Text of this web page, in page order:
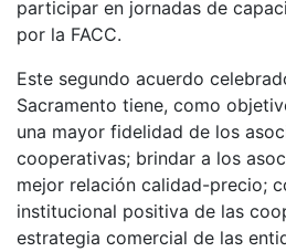
participar en jornadas de
por la FACC.
Este segundo acuerdo
Sacramento tiene, como
una mayor fidelidad de los
cooperativas; brindar a los
mejor relación calidad-precio;
institucional positiva de las
estrategia comercial de las